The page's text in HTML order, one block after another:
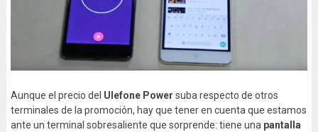
Aunque el precio del Ulefone Power suba respecto de otros
terminales de la promoción, hay que tener en cuenta que estamos
ante un terminal sobresaliente que sorprende: tiene una pantalla